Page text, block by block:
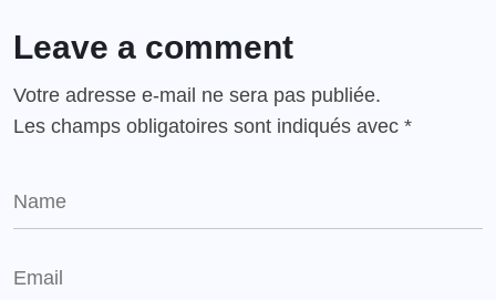
Leave a comment
Votre adresse e-mail ne sera pas publiée.
Les champs obligatoires sont indiqués avec *